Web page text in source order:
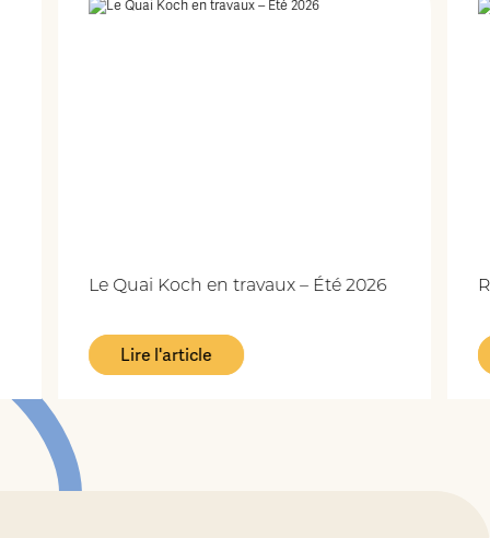
Le Quai Koch en travaux – Été 2026
Lire l'article